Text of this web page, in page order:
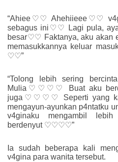
“Ahiee♡♡ Ahehiieee♡♡
sebagus ini♡♡ Lagi pula,
besar♡♡ Faktanya, aku akan
memasukkannya keluar
♡♡”
“Tolong lebih sering
Mulia♡♡♡♡ Buat aku
juga♡♡♡♡ Seperti yang
mengayun-ayunkan p4ntatku
v4ginaku mengambil
berdenyut ♡♡♡♡”
Ia sudah beberapa kali
v4gina para wanita tersebut.